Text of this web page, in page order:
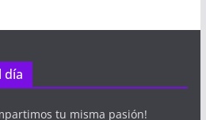
día
tu misma pasión!